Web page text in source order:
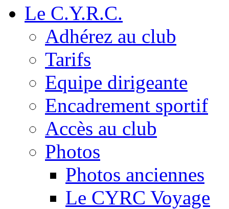
Le C.Y.R.C.
Adhérez au club
Tarifs
Equipe dirigeante
Encadrement sportif
Accès au club
Photos
Photos anciennes
Le CYRC Voyage